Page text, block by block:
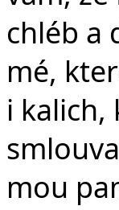
chléb a
mé,
i kalich,
mou